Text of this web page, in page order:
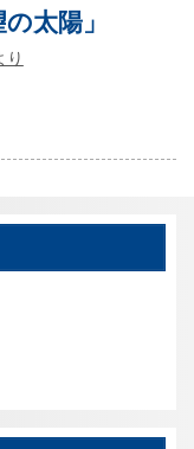
太陽」
り